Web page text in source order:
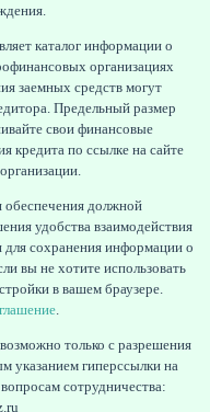
каталог информации о
организациях
заемных средств могут
Предельный размер
свои финансовые
кредита по ссылке на сайте
должной
удобства взаимодействия
для сохранения информации о
вы не хотите использовать
в вашем браузере.
.
только с разрешения
указанием гиперссылки на
сотрудничества: